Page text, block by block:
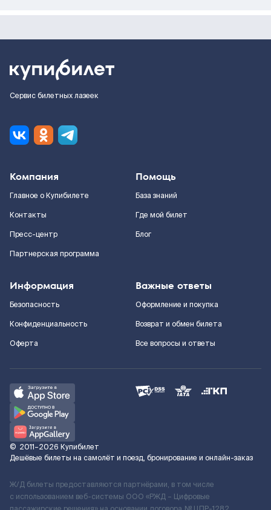
Сервис билетных лазеек
Компания
Главное о Купибилете
Контакты
Пресс-центр
Партнерская программа
Помощь
База знаний
Где мой билет
Блог
Информация
Безопасность
Конфиденциальность
Оферта
Важные ответы
Оформление и покупка
Возврат и обмен билета
Все вопросы и ответы
© 2011–2026 Купибилет
Дешёвые билеты на самолёт и поезд, бронирование и онлайн-заказ
Ж/Д билеты предоставляются партнёрами, в том числе
с использованием веб-системы ООО «РЖД – Цифровые